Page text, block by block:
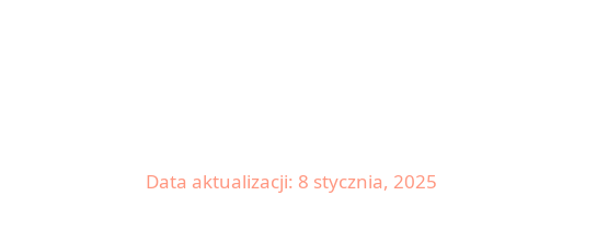
Data aktualizacji: 8 stycznia, 2025